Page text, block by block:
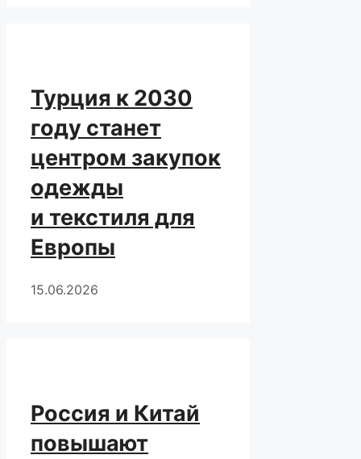
Турция к 2030
году станет
центром закупок
одежды
и текстиля для
Европы
15.06.2026
Россия и Китай
повышают